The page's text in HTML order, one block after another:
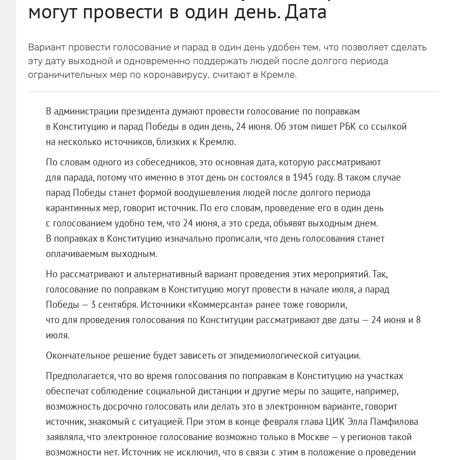
могут провести в один день. Дата
Вариант провести голосование и парад в один день удобен тем, что позволяет сделать
эту дату выходной и одновременно поддержать людей после долгого периода
ограничительных мер по коронавирусу, считают в Кремле.
В администрации президента думают провести голосование по поправкам
в Конституцию и парад Победы в один день, 24 июня. Об этом пишет РБК со ссылкой
на несколько источников, близких к Кремлю.
По словам одного из собеседников, это основная дата, которую рассматривают
для парада, потому что именно в этот день он состоялся в 1945 году. В таком случае
парад Победы станет формой воодушевления людей после долгого периода
карантинных мер, говорит источник. По его словам, проведение его в один день
с голосованием удобно тем, что 24 июня, а это среда, объявят выходным днем.
В поправках в Конституцию изначально прописали, что день голосования станет
оплачиваемым выходным.
Но рассматривают и альтернативный вариант проведения этих мероприятий. Так,
голосование по поправкам в Конституцию могут провести в начале июля, а парад
Победы — 3 сентября. Источники «Коммерсанта» ранее тоже говорили,
что для проведения голосования по Конституции рассматривают две даты — 24 июня и 8
июля.
Окончательное решение будет зависеть от эпидемиологической ситуации.
Предполагается, что во время голосования по поправкам в Конституцию на участках
обеспечат соблюдение социальной дистанции и другие меры по защите, например,
возможность досрочно голосовать или делать это в электронном варианте, говорит
источник, знакомый с ситуацией. При этом в конце февраля глава ЦИК Элла Памфилова
заявляла, что электронное голосование возможно только в Москве — у регионов такой
возможности нет. Источник не исключил, что в связи с этим в положение о проведении